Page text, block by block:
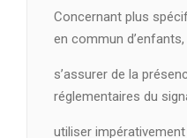
Concernant plus
en commun
s’assurer de la
réglementaires du
utiliser